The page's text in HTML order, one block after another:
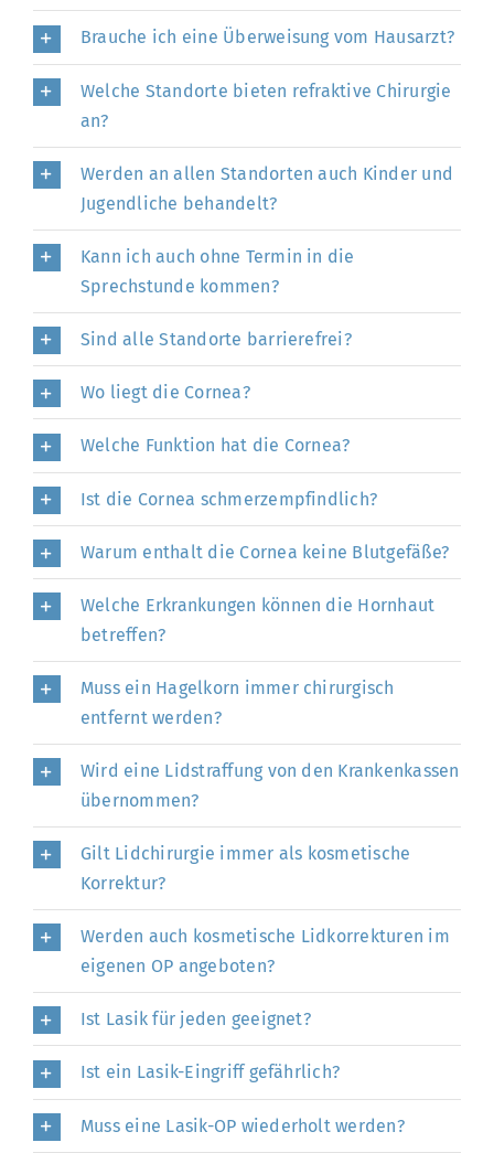
Brauche ich eine Überweisung vom Hausarzt?
Welche Standorte bieten refraktive Chirurgie
an?
Werden an allen Standorten auch Kinder und
Jugendliche behandelt?
Kann ich auch ohne Termin in die
Sprechstunde kommen?
Sind alle Standorte barrierefrei?
Wo liegt die Cornea?
Welche Funktion hat die Cornea?
Ist die Cornea schmerzempfindlich?
Warum enthalt die Cornea keine Blutgefäße?
Welche Erkrankungen können die Hornhaut
betreffen?
Muss ein Hagelkorn immer chirurgisch
entfernt werden?
Wird eine Lidstraffung von den Krankenkassen
übernommen?
Gilt Lidchirurgie immer als kosmetische
Korrektur?
Werden auch kosmetische Lidkorrekturen im
eigenen OP angeboten?
Ist Lasik für jeden geeignet?
Ist ein Lasik-Eingriff gefährlich?
Muss eine Lasik-OP wiederholt werden?